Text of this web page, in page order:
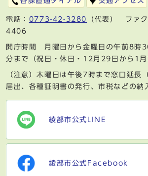
電話： 0773-42-3280
（代表） ファ
4406
開庁時間 月曜日から金曜日の午前8時
分まで（祝日・休日・12月29日から1月
（注意）木曜日は午後7時まで窓口延長
届出、各種証明書の発行、市税などの納
綾部市公式LINE
綾部市公式Facebook